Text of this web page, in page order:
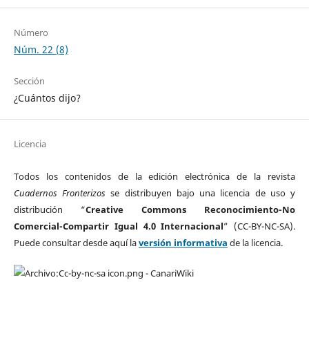
Número
Núm. 22 (8)
Sección
¿Cuántos dijo?
Licencia
Todos los contenidos de la edición electrónica de la revista
Cuadernos Fronterizos se distribuyen bajo una licencia de uso y
distribución “Creative Commons Reconocimiento-No
Comercial-Compartir Igual 4.0 Internacional” (CC-BY-NC-SA).
Puede consultar desde aquí laversión informativa de la licencia.